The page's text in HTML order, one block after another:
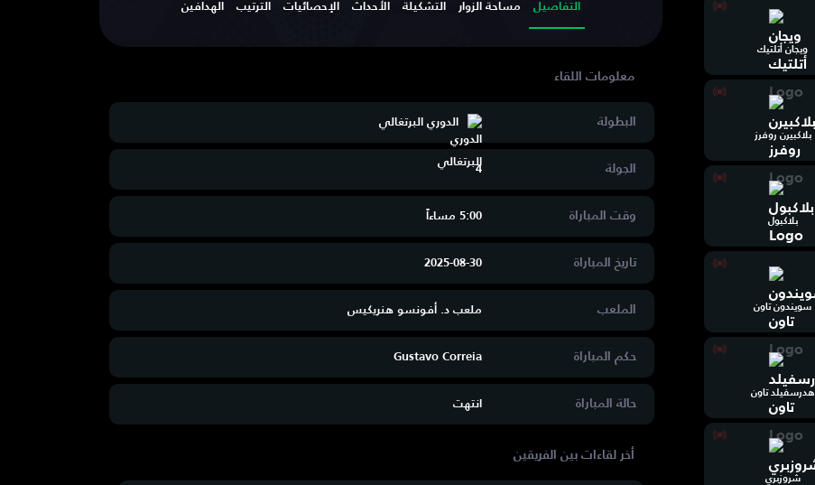
ويجان أتلتيك
بلاكبيرن روفرز
بلاكبول
سويندون تاون
هدرسفيلد تاون
شروزبري
التفاصيل مساحة الزوار التشكيلة الأحداث الإحصائيات الترتيب الهدافين
البطولة الدوري البرتغالي
الجولة 4
وقت المباراة 5:00 مساءاََ
تاريخ المباراة 2025-08-30
الملعب ملعب د. أفونسو هنريكيس
حكم المباراة Gustavo Correia
حالة المباراة انتهت
أخر لقاءات بين الفريقين